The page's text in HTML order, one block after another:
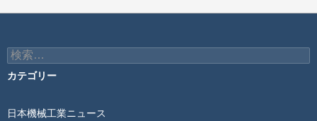
検
索:
カテゴリー
日本機械工業ニュース